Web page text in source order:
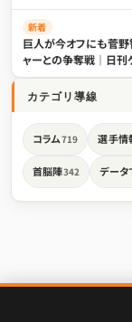
新着
巨人が今オフにも菅
ャーとの争奪戦｜日
カテゴリ導線
コラム719 選手情
首脳陣342 データ